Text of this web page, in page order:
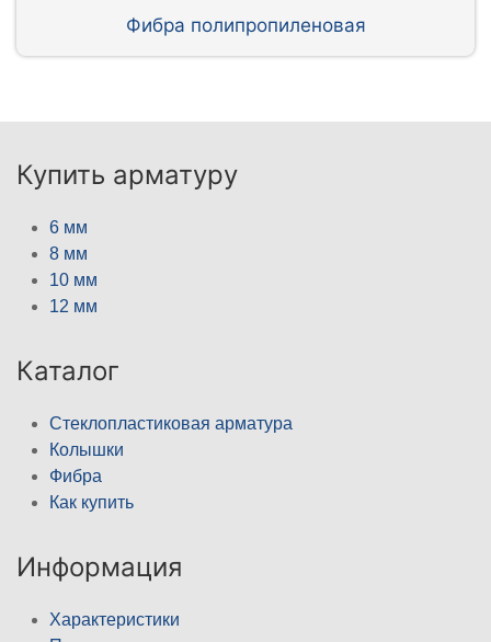
Фибра полипропиленовая
Купить арматуру
6 мм
8 мм
10 мм
12 мм
Каталог
Стеклопластиковая арматура
Колышки
Фибра
Как купить
Информация
Характеристики